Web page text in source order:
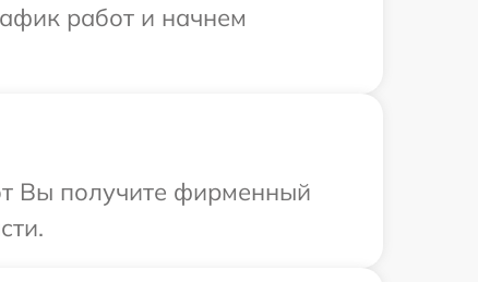
работ и начнем
Вы получите фирменный